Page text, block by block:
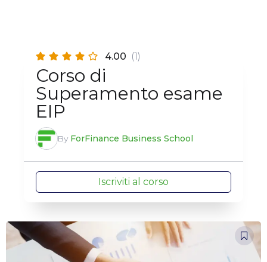
4.00 (1)
Corso di
Superamento esame
EIP
By ForFinance Business School
Iscriviti al corso